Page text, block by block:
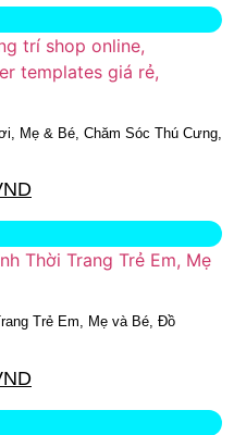
Mẹ & Bé, Chăm Sóc Thú Cưng,
Trẻ Em, Mẹ và Bé, Đồ